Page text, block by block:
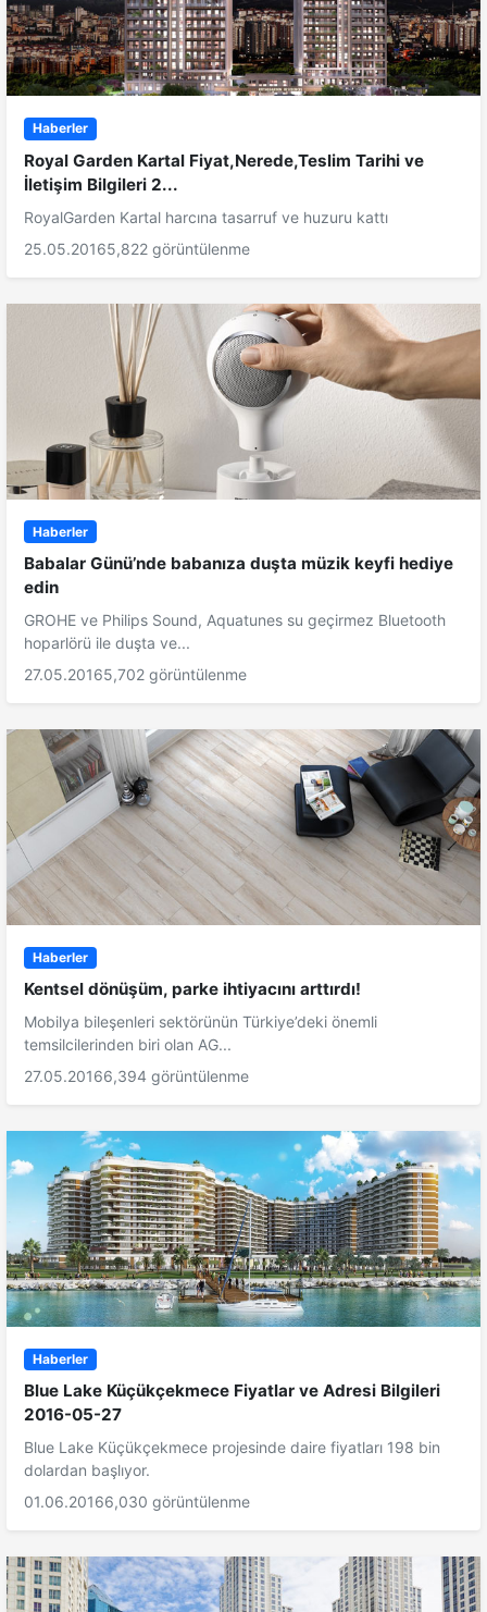
Haberler
Royal Garden Kartal Fiyat,Nerede,Teslim Tarihi ve
İletişim Bilgileri 2...
RoyalGarden Kartal harcına tasarruf ve huzuru kattı
25.05.20165,822 görüntülenme
Haberler
Babalar Günü’nde babanıza duşta müzik keyfi hediye
edin
GROHE ve Philips Sound, Aquatunes su geçirmez Bluetooth
hoparlörü ile duşta ve...
27.05.20165,702 görüntülenme
Haberler
Kentsel dönüşüm, parke ihtiyacını arttırdı!
Mobilya bileşenleri sektörünün Türkiye’deki önemli
temsilcilerinden biri olan AG...
27.05.20166,394 görüntülenme
Haberler
Blue Lake Küçükçekmece Fiyatlar ve Adresi Bilgileri
2016-05-27
Blue Lake Küçükçekmece projesinde daire fiyatları 198 bin
dolardan başlıyor.
01.06.20166,030 görüntülenme